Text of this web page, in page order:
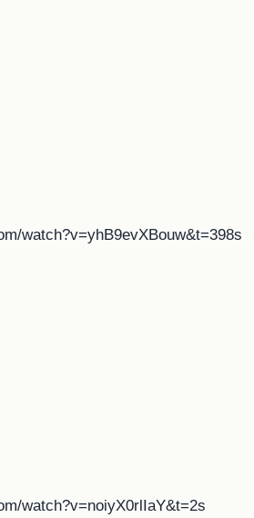
watch?v=yhB9evXBouw&t=398s
watch?v=noiyX0rlIaY&t=2s